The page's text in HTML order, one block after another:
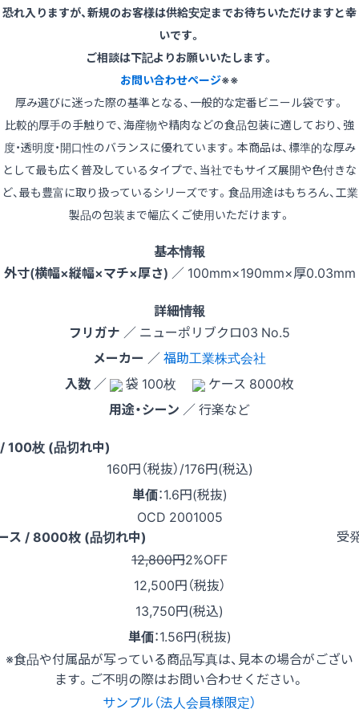
恐れ入りますが、新規のお客様は供給安定までお待ちいただけますと幸
いです。
ご相談は下記よりお願いいたします。
お問い合わせページ※※
厚み選びに迷った際の基準となる、一般的な定番ビニール袋です。
比較的厚手の手触りで、海産物や精肉などの食品包装に適しており、強
度・透明度・開口性のバランスに優れています。本商品は、標準的な厚み
として最も広く普及しているタイプで、当社でもサイズ展開や色付きな
ど、最も豊富に取り扱っているシリーズです。食品用途はもちろん、工業
製品の包装まで幅広くご使用いただけます。
基本情報
外寸(横幅×縦幅×マチ×厚さ) ／ 100mm×190mm×厚0.03mm
詳細情報
フリガナ ／ ニューポリブクロ03 No.5
メーカー ／福助工業株式会社
入数 ／ 袋 100枚
ケース 8000枚
用途・シーン ／ 行楽など
100枚 (品切れ中)
160円（税抜）/176円(税込)
単価：1.6円(税抜)
OCD 2001005
ス / 8000枚 (品切れ中)
受
12,800円2%OFF
12,500円（税抜）
13,750円(税込)
単価：1.56円(税抜)
※食品や付属品が写っている商品写真は、見本の場合がござい
ます。ご不明の際はお問い合わせください。
サンプル（法人会員様限定）